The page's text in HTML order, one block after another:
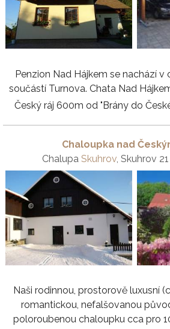
Penzion Nad Hájkem se nachází v
součástí Turnova. Chata Nad
Český ráj 600m od "Brány do
Chaloupka nad
Chalupa Skuhrov , Skuhrov
Naši rodinnou, prostorově luxusní
romantickou, nefalšovanou
poloroubenou chaloupku cca pro